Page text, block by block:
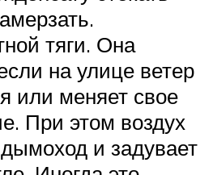
тяги. Она
на улице ветер
или меняет свое
При этом воздух
и задувает